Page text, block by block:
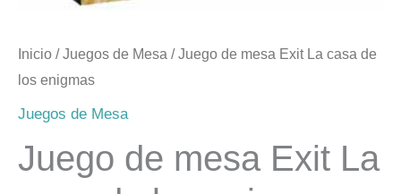
Inicio /Juegos de Mesa / Juego de mesa Exit La casa de
los enigmas
Juegos de Mesa
Juego de mesa Exit La